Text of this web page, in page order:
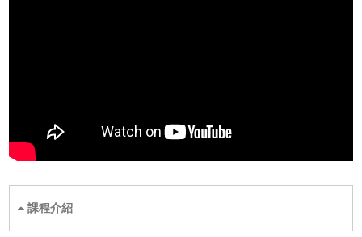
課程介紹